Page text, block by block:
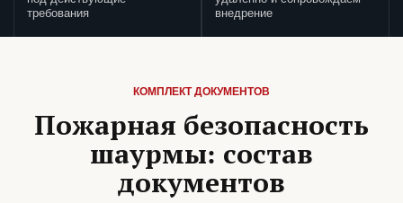
требования
внедрение
КОМПЛЕКТ ДОКУМЕНТОВ
Пожарная безопасность
шаурмы: состав
документов